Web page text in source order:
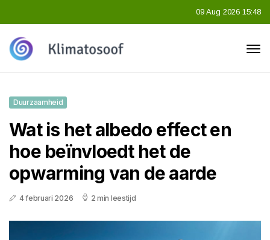
09 Aug 2026 15:48
Duurzaamheid
Wat is het albedo effect en
hoe beïnvloedt het de
opwarming van de aarde
4 februari 2026 2 min leestijd